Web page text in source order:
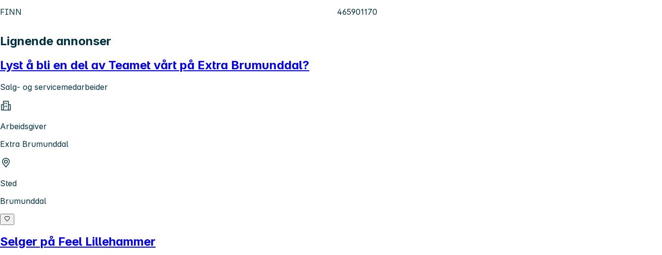
FINN
465901170
Lignende annonser
Lyst å bli en del av Teamet vårt på Extra Brumunddal?
Salg- og servicemedarbeider
Arbeidsgiver
Extra Brumunddal
Sted
Brumunddal
Selger på Feel Lillehammer